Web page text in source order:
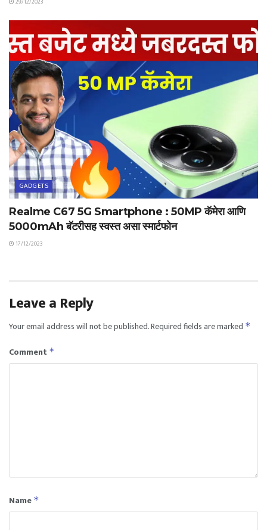
GADGETS
Realme C67 5G Smartphone : 50MP कॅमेरा आणि
5000mAh बॅटरीसह स्वस्त असा स्मार्टफोन
17/12/2023
Leave a Reply
Your email address will not be published.Required fields are marked *
Comment *
Name *